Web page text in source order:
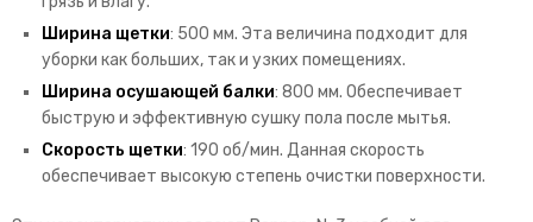
Ширина щетки: 500 мм. Эта величина подходит для
уборки как больших, так и узких помещениях.
Ширина осушающей балки: 800 мм. Обеспечивает
быструю и эффективную сушку пола после мытья.
Скорость щетки: 190 об/мин. Данная скорость
обеспечивает высокую степень очистки поверхности.